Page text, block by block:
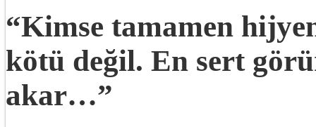
“Kimse tamamen
kötü değil. En sert
akar…”